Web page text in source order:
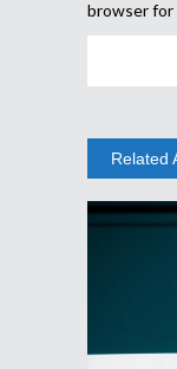
browser
Related